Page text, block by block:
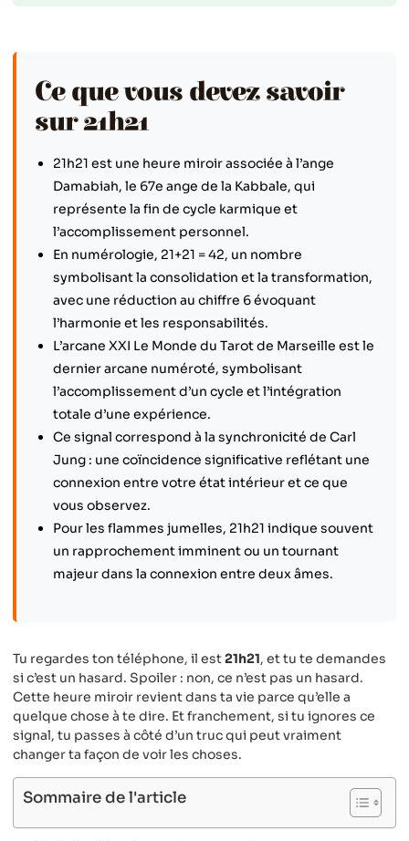
Ce que vous devez savoir
sur 21h21
21h21 est une heure miroir associée à l’ange
Damabiah, le 67e ange de la Kabbale, qui
représente la fin de cycle karmique et
l’accomplissement personnel.
En numérologie, 21+21 = 42, un nombre
symbolisant la consolidation et la transformation,
avec une réduction au chiffre 6 évoquant
l’harmonie et les responsabilités.
L’arcane XXI Le Monde du Tarot de Marseille est le
dernier arcane numéroté, symbolisant
l’accomplissement d’un cycle et l’intégration
totale d’une expérience.
Ce signal correspond à la synchronicité de Carl
Jung : une coïncidence significative reflétant une
connexion entre votre état intérieur et ce que
vous observez.
Pour les flammes jumelles, 21h21 indique souvent
un rapprochement imminent ou un tournant
majeur dans la connexion entre deux âmes.
Tu regardes ton téléphone, il est21h21, et tu te demandes
si c’est un hasard. Spoiler : non, ce n’est pas un hasard.
Cette heure miroir revient dans ta vie parce qu’elle a
quelque chose à te dire. Et franchement, si tu ignores ce
signal, tu passes à côté d’un truc qui peut vraiment
changer ta façon de voir les choses.
Sommaire de l'article